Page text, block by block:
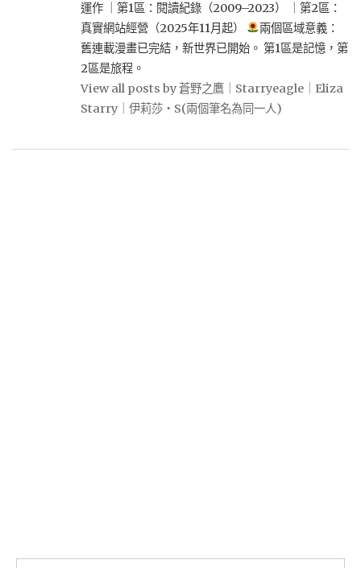
運作 ｜第1區：閱讀紀錄（2009–2023） ｜第2區：
真實網站經營（2025年11月起）
兩個區域意義：
舊連載漫畫已完結，新世界已開始。 第1區是記憶，第
2區是旅程。
View all posts by 蒼野之鷹｜Starryeagle｜Eliza
Starry｜伊莉莎・S(兩個筆名為同一人)